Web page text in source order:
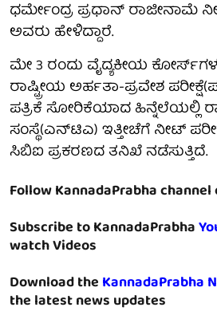
ಧರ್ಮೇಂದ್ರ ಪ್ರಧಾನ್ ರಾಜೀನಾಮೆ
ಅವರು ಹೇಳಿದ್ದಾರೆ.
ಮೇ 3 ರಂದು ವೈದ್ಯಕೀಯ ಕೋರ್ಸ್‌ಗಳ
ರಾಷ್ಟ್ರೀಯ ಅರ್ಹತಾ-ಪ್ರವೇಶ
ಪತ್ರಿಕೆ ಸೋರಿಕೆಯಾದ ಹಿನ್ನೆಲೆಯಲ್ಲಿ
ಸಂಸ್ಥೆ(ಎನ್‌ಟಿಎ) ಇತ್ತೀಚೆಗೆ ನೀಟ್
ಸಿಬಿಐ ಪ್ರಕರಣದ ತನಿಖೆ ನಡೆಸುತ್ತಿದೆ.
Follow KannadaPrabha channel
Subscribe to KannadaPrabha
watch Videos
Download theKannadaPrabha
the latest news updates